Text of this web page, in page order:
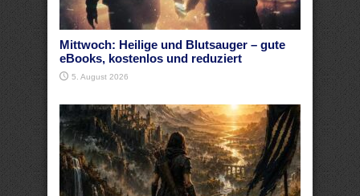
Mittwoch: Heilige und Blutsauger – gute
eBooks, kostenlos und reduziert
5. August 2026